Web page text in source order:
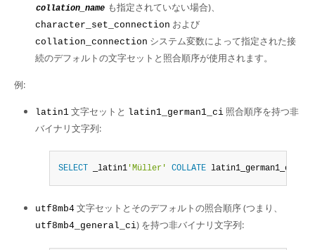
collation_name も指定されていない場合)、
character_set_connection および
collation_connection システム変数によって指定された接
続のデフォルトの文字セットと照合順序が使用されます。
例:
latin1 文字セットと latin1_german1_ci 照合順序を持つ非
バイナリ文字列:
SELECT _latin1 'Müller' COLLATE latin1_german1_ci
utf8mb4 文字セットとそのデフォルトの照合順序 (つまり、
utf8mb4_general_ci) を持つ非バイナリ文字列: